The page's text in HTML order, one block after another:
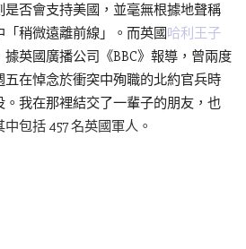
是否會支持美國，並毫無根據地聲稱
「稍微遠離前線」。而英國哈利王子
英國廣播公司《BBC》報導，曾兩度
在悼念於衝突中殉職的北約官兵時
我在那裡結交了一輩子的朋友，也
包括 457 名英國軍人。